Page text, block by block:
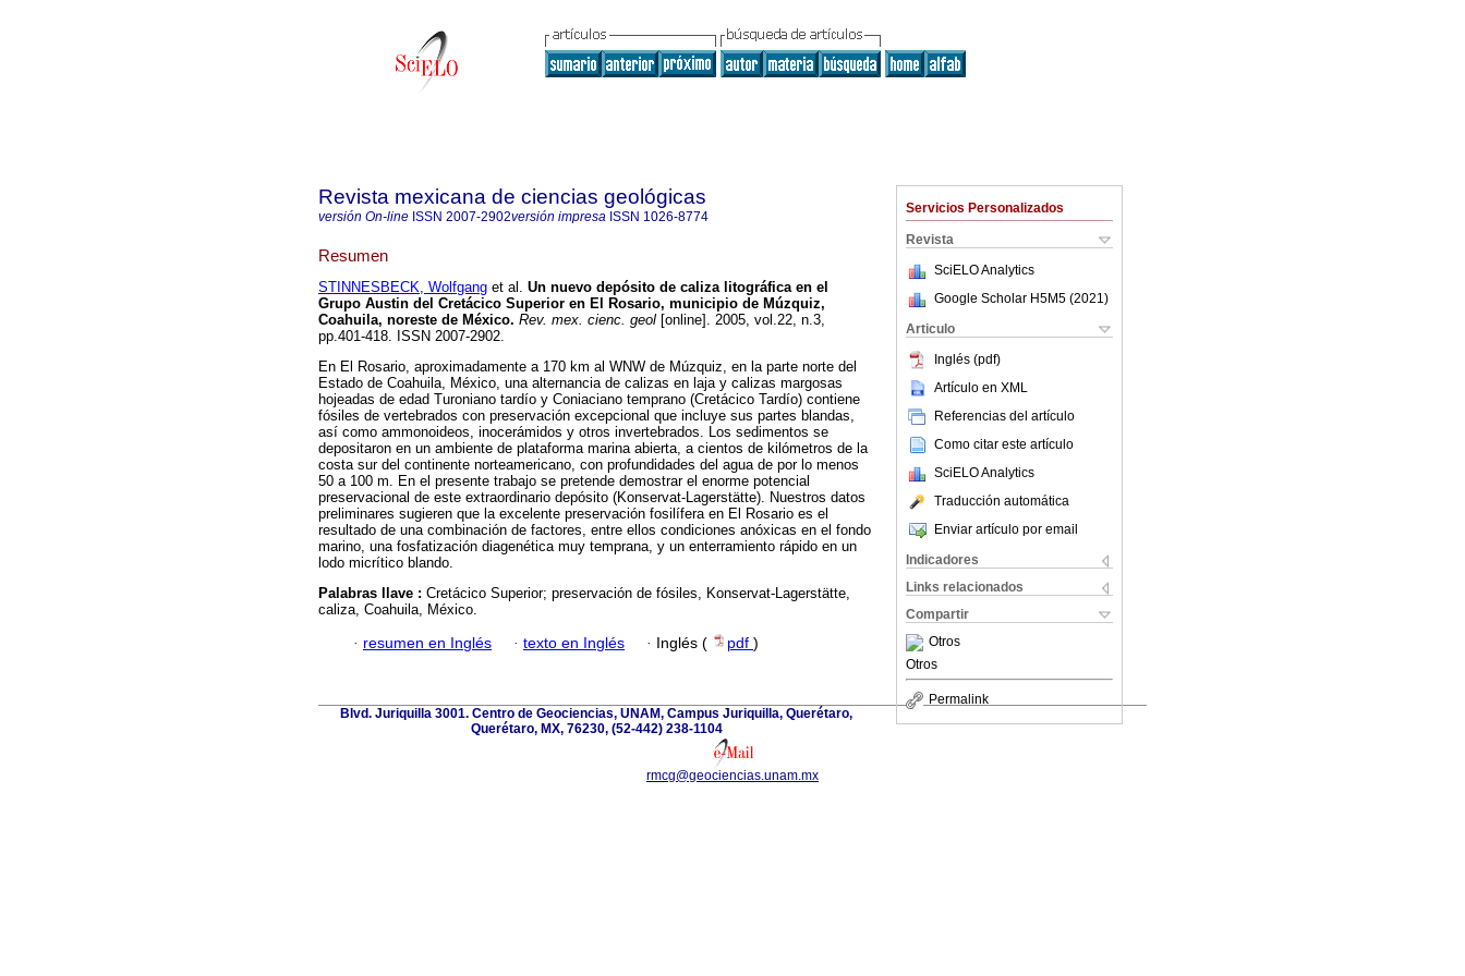
Servicios Personalizados
Revista
SciELO Analytics
Google Scholar H5M5 (2021 )
Articulo
Inglés (pdf)
Artículo en XML
Referencias del artículo
Como citar este artículo
SciELO Analytics
Traducción automática
Enviar artículo por email
Indicadores
Links relacionados
Compartir
Otros
Otros
Permalink
Revista mexicana de ciencias geológicas
versión On-line ISSN 2007-2902versión impresa ISSN 1026-8774
Resumen
STINNESBECK, Wolfgang et al. Un nuevo depósito de caliza litográfica en el
Grupo Austin del Cretácico Superior en El Rosario, municipio de Múzquiz,
Coahuila, noreste de México. Rev. mex. cienc. geol [online]. 2005, vol.22, n.3,
pp.401-418. ISSN 2007-2902.
En El Rosario, aproximadamente a 170 km al WNW de Múzquiz, en la parte norte del
Estado de Coahuila, México, una alternancia de calizas en laja y calizas margosas
hojeadas de edad Turoniano tardío y Coniaciano temprano (Cretácico Tardío) contiene
fósiles de vertebrados con preservación excepcional que incluye sus partes blandas,
así como ammonoideos, inocerámidos y otros invertebrados. Los sedimentos se
depositaron en un ambiente de plataforma marina abierta, a cientos de kilómetros de la
costa sur del continente norteamericano, con profundidades del agua de por lo menos
50 a 100 m. En el presente trabajo se pretende demostrar el enorme potencial
preservacional de este extraordinario depósito (Konservat-Lagerstätte). Nuestros datos
preliminares sugieren que la excelente preservación fosilífera en El Rosario es el
resultado de una combinación de factores, entre ellos condiciones anóxicas en el fondo
marino, una fosfatización diagenética muy temprana, y un enterramiento rápido en un
lodo micrítico blando.
Palabras llave : Cretácico Superior; preservación de fósiles, Konservat-Lagerstätte,
caliza, Coahuila, México.
· resumen en Inglés · texto en Inglés · Inglés ( pdf )
Blvd. Juriquilla 3001. Centro de Geociencias, UNAM, Campus Juriquilla, Querétaro,
Querétaro, MX, 76230, (52-442) 238-1104
rmcg@geociencias.unam.mx